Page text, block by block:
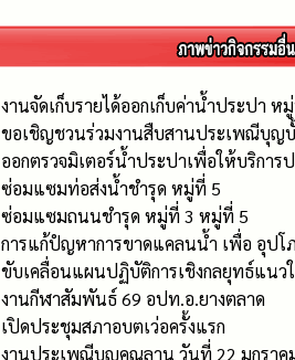
งานจัดเก็บรายได้ออกเก็บค่าน้ำประปา
ขอเชิญชวนร่วมงานสืบสานประเพณีบุญ
ออกตรวจมิเตอร์น้ำประปาเพื่อให้บริการ
ซ่อมแซมท่อส่งน้ำชำรุด หมู่ที่ 5
ซ่อมแซมถนนชำรุด หมู่ที่ 3 หมู่ที่ 5
การแก้ปํญหาการขาดแคลนน้ำ เพื่อ อุปโ
ขับเคลื่อนแผนปฏิบัติการเชิงกลยุทธ์แนวใ
งานกีฬาสัมพันธ์ 69 อปท.อ.ยางตลาด
เปิดประชุมสภาอบตเว่อครั้งแรก
งานประเพณีบุญคุณลาน วันที่ 22 มกราค